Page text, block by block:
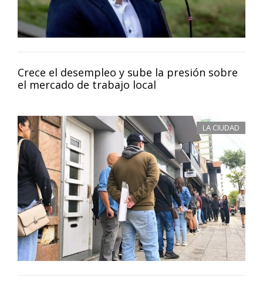
Crece el desempleo y sube la presión sobre
el mercado de trabajo local
LA CIUDAD